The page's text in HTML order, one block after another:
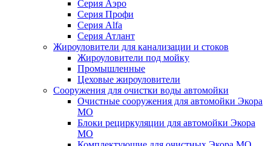
Серия Аэро
Серия Профи
Серия Alfa
Серия Атлант
Жироуловители для канализации и стоков
Жироуловители под мойку
Промышленные
Цеховые жироуловители
Сооружения для очистки воды автомойки
Очистные сооружения для автомойки Экора
МО
Блоки рециркуляции для автомойки Экора
МО